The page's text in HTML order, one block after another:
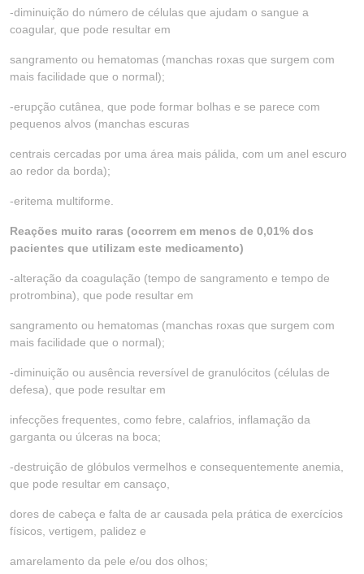
-diminuição do número de células que ajudam o sangue a
coagular, que pode resultar em
sangramento ou hematomas (manchas roxas que surgem com
mais facilidade que o normal);
-erupção cutânea, que pode formar bolhas e se parece com
pequenos alvos (manchas escuras
centrais cercadas por uma área mais pálida, com um anel escuro
ao redor da borda);
-eritema multiforme.
Reações muito raras (ocorrem em menos de 0,01% dos
pacientes que utilizam este medicamento)
-alteração da coagulação (tempo de sangramento e tempo de
protrombina), que pode resultar em
sangramento ou hematomas (manchas roxas que surgem com
mais facilidade que o normal);
-diminuição ou ausência reversível de granulócitos (células de
defesa), que pode resultar em
infecções frequentes, como febre, calafrios, inflamação da
garganta ou úlceras na boca;
-destruição de glóbulos vermelhos e consequentemente anemia,
que pode resultar em cansaço,
dores de cabeça e falta de ar causada pela prática de exercícios
físicos, vertigem, palidez e
amarelamento da pele e/ou dos olhos;